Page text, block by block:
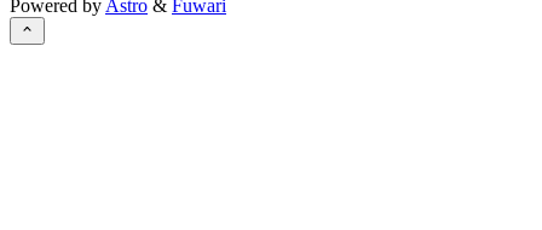
Powered by Astro & Fuwari